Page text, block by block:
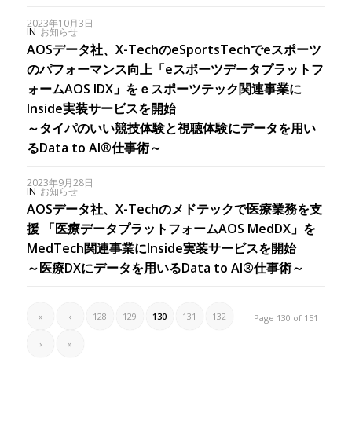
2023年10月3日
IN お知らせ
AOSデータ社、X-TechのeSportsTechでeスポーツ
のパフォーマンス向上「eスポーツデータプラットフ
ォームAOS IDX」をｅスポーツテック関連事業に
Inside実装サービスを開始
～タイパのいい競技体験と視聴体験にデータを用い
るData to AI®仕事術～
2023年9月28日
IN お知らせ
AOSデータ社、X-Techのメドテックで医療業務を支
援 「医療データプラットフォームAOS MedDX」を
MedTech関連事業にInside実装サービスを開始
～医療DXにデータを用いるData to AI®仕事術～
Page 130 of 151
« ‹ 128 129 130 131 132
› »